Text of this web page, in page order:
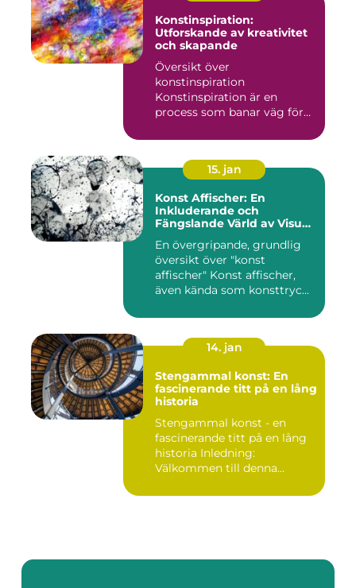
Konstinspiration:
Utforskande av kreativitet
och skapande
Översikt över
konstinspiration
Konstinspiration är en
process som banar väg för
15. jan
Konst Affischer: En
Inkluderande och
Fängslande Värld av Visuell
En övergripande, grundlig
översikt över "konst
affischer" Konst affischer,
även kända som konsttryc...
14. jan
Stengammal konst: En
fascinerande titt på en lång
historia
Stengammal konst - en
fascinerande titt på en lång
historia Inledning:
Välkommen till denna